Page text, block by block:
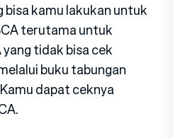
bisa kamu lakukan untuk
terutama untuk
yang tidak bisa cek
buku tabungan
dapat ceknya